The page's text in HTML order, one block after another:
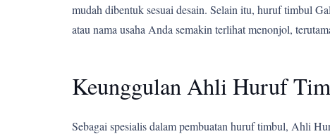
mudah dibentuk sesuai desain. Selain itu, huruf timbul
atau nama usaha Anda semakin terlihat menonjol,
Keunggulan Ahli Huruf
Sebagai spesialis dalam pembuatan huruf timbul, Ahli